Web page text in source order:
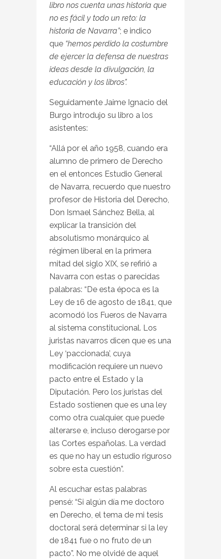
libro nos cuenta unas historia que
no es fácil y todo un reto: la
historia de Navarra”; e indico
que “hemos perdido la costumbre
de ejercer la defensa de nuestras
ideas desde la divulgación, la
educación y los libros”.
Seguidamente Jaime Ignacio del
Burgo introdujo su libro a los
asistentes:
“Allá por el año 1958, cuando era
alumno de primero de Derecho
en el entonces Estudio General
de Navarra, recuerdo que nuestro
profesor de Historia del Derecho,
Don Ismael Sánchez Bella, al
explicar la transición del
absolutismo monárquico al
régimen liberal en la primera
mitad del siglo XIX, se refirió a
Navarra con estas o parecidas
palabras: “De esta época es la
Ley de 16 de agosto de 1841, que
acomodó los Fueros de Navarra
al sistema constitucional. Los
juristas navarros dicen que es una
Ley ‘paccionada’, cuya
modificación requiere un nuevo
pacto entre el Estado y la
Diputación. Pero los juristas del
Estado sostienen que es una ley
como otra cualquier, que puede
alterarse e, incluso derogarse por
las Cortes españolas. La verdad
es que no hay un estudio riguroso
sobre esta cuestión”.
Al escuchar estas palabras
pensé: “Si algún día me doctoro
en Derecho, el tema de mi tesis
doctoral será determinar si la ley
de 1841 fue o no fruto de un
pacto”. No me olvidé de aquel